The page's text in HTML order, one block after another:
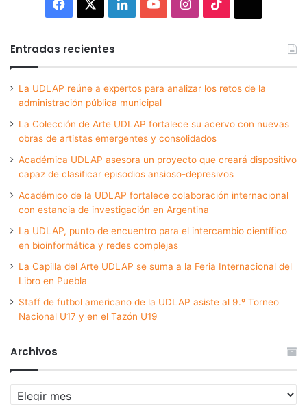
Facebook LinkedInYouTubeInstagram
Entradas recientes
La UDLAP reúne a expertos para analizar los retos de la
administración pública municipal
La Colección de Arte UDLAP fortalece su acervo con nuevas
obras de artistas emergentes y consolidados
Académica UDLAP asesora un proyecto que creará dispositivo
capaz de clasificar episodios ansioso-depresivos
Académico de la UDLAP fortalece colaboración internacional
con estancia de investigación en Argentina
La UDLAP, punto de encuentro para el intercambio científico
en bioinformática y redes complejas
La Capilla del Arte UDLAP se suma a la Feria Internacional del
Libro en Puebla
Staff de futbol americano de la UDLAP asiste al 9.º Torneo
Nacional U17 y en el Tazón U19
Archivos
Archivos